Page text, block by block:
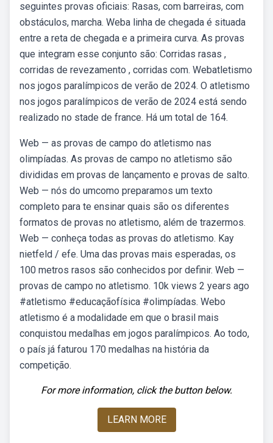
seguintes provas oficiais: Rasas, com barreiras, com
obstáculos, marcha. Weba linha de chegada é situada
entre a reta de chegada e a primeira curva. As provas
que integram esse conjunto são: Corridas rasas ,
corridas de revezamento , corridas com. Webatletismo
nos jogos paralímpicos de verão de 2024. O atletismo
nos jogos paralímpicos de verão de 2024 está sendo
realizado no stade de france. Há um total de 164.
Web — as provas de campo do atletismo nas
olimpíadas. As provas de campo no atletismo são
divididas em provas de lançamento e provas de salto.
Web — nós do umcomo preparamos um texto
completo para te ensinar quais são os diferentes
formatos de provas no atletismo, além de trazermos.
Web — conheça todas as provas do atletismo. Kay
nietfeld / efe. Uma das provas mais esperadas, os
100 metros rasos são conhecidos por definir. Web —
provas de campo no atletismo. 10k views 2 years ago
#atletismo #educaçãofísica #olimpíadas. Webo
atletismo é a modalidade em que o brasil mais
conquistou medalhas em jogos paralímpicos. Ao todo,
o país já faturou 170 medalhas na história da
competição.
For more information, click the button below.
LEARN MORE